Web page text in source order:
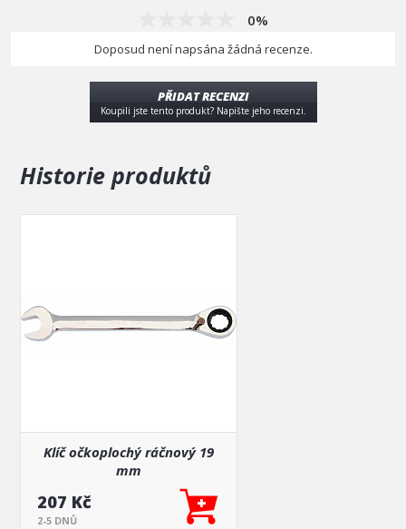
0%
Doposud není napsána žádná recenze.
PŘIDAT RECENZI
Koupili jste tento produkt? Napište jeho recenzi.
Historie produktů
Klíč očkoplochý ráčnový 19
mm
207 Kč
2-5 DNŮ